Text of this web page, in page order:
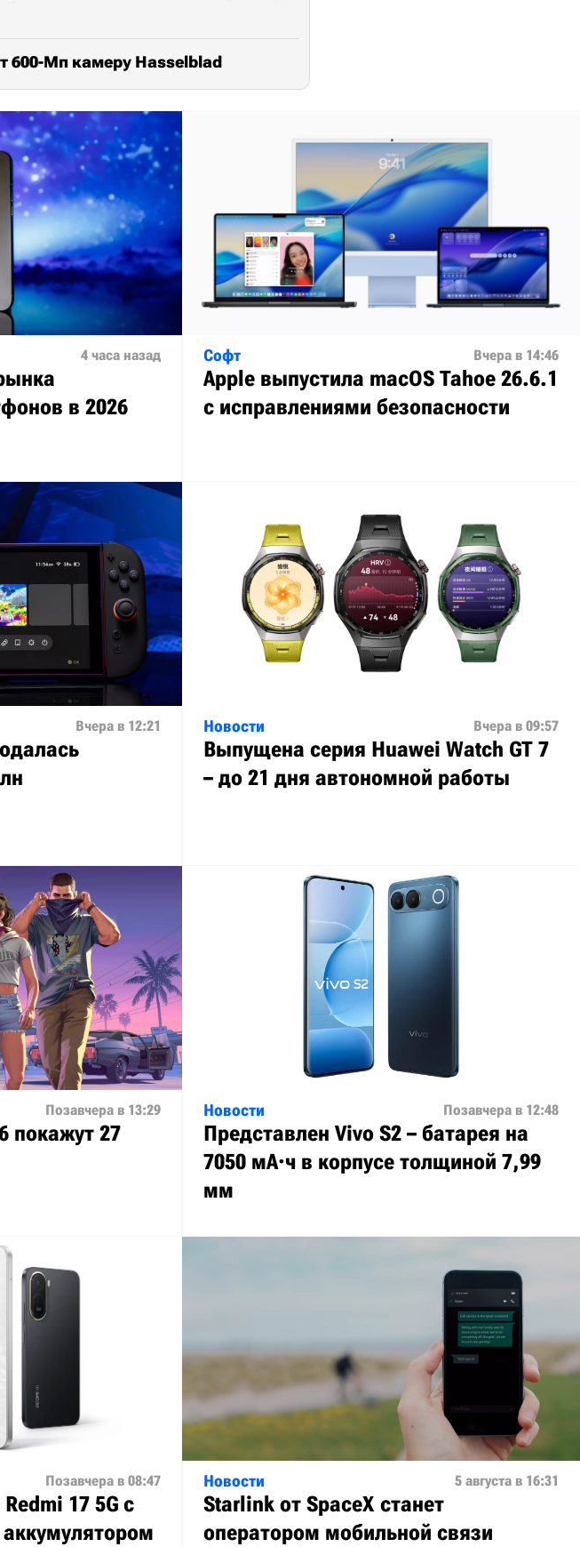
600-Мп камеру Hasselblad
4 часа назад
в 2026
Софт Вчера в 14:46
Apple выпустила macOS Tahoe 26.6.1
с исправлениями безопасности
Вчера в 12:21 Новости Вчера в 09:57
Выпущена серия Huawei Watch GT 7
– до 21 дня автономной работы
Позавчера в 13:29
покажут 27
Новости Позавчера в 12:48
Представлен Vivo S2 – батарея на
7050 мА·ч в корпусе толщиной 7,99
мм
Позавчера в 08:47
17 5G с
Новости 5 августа в 16:31
Starlink от SpaceX станет
оператором мобильной связи